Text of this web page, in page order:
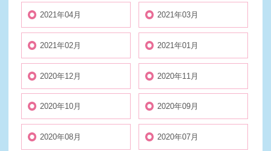
2021年04月 2021年03月
2021年02月 2021年01月
2020年12月 2020年11月
2020年10月 2020年09月
2020年08月 2020年07月